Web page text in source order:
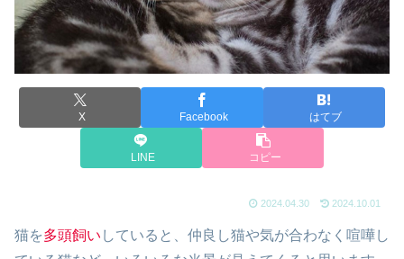
X Facebook はてブ
LINE コピー
2024.04.30 2024.10.01
猫を多頭飼い していると、仲良し猫や気が合わなく喧嘩し